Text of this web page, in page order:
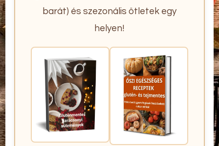
barát) és szezonális ötletek egy
helyen!